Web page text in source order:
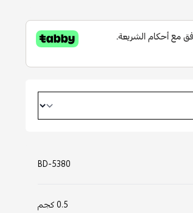
BD-5380
0.5 كجم